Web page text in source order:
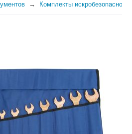
Комплекты искробезопасного